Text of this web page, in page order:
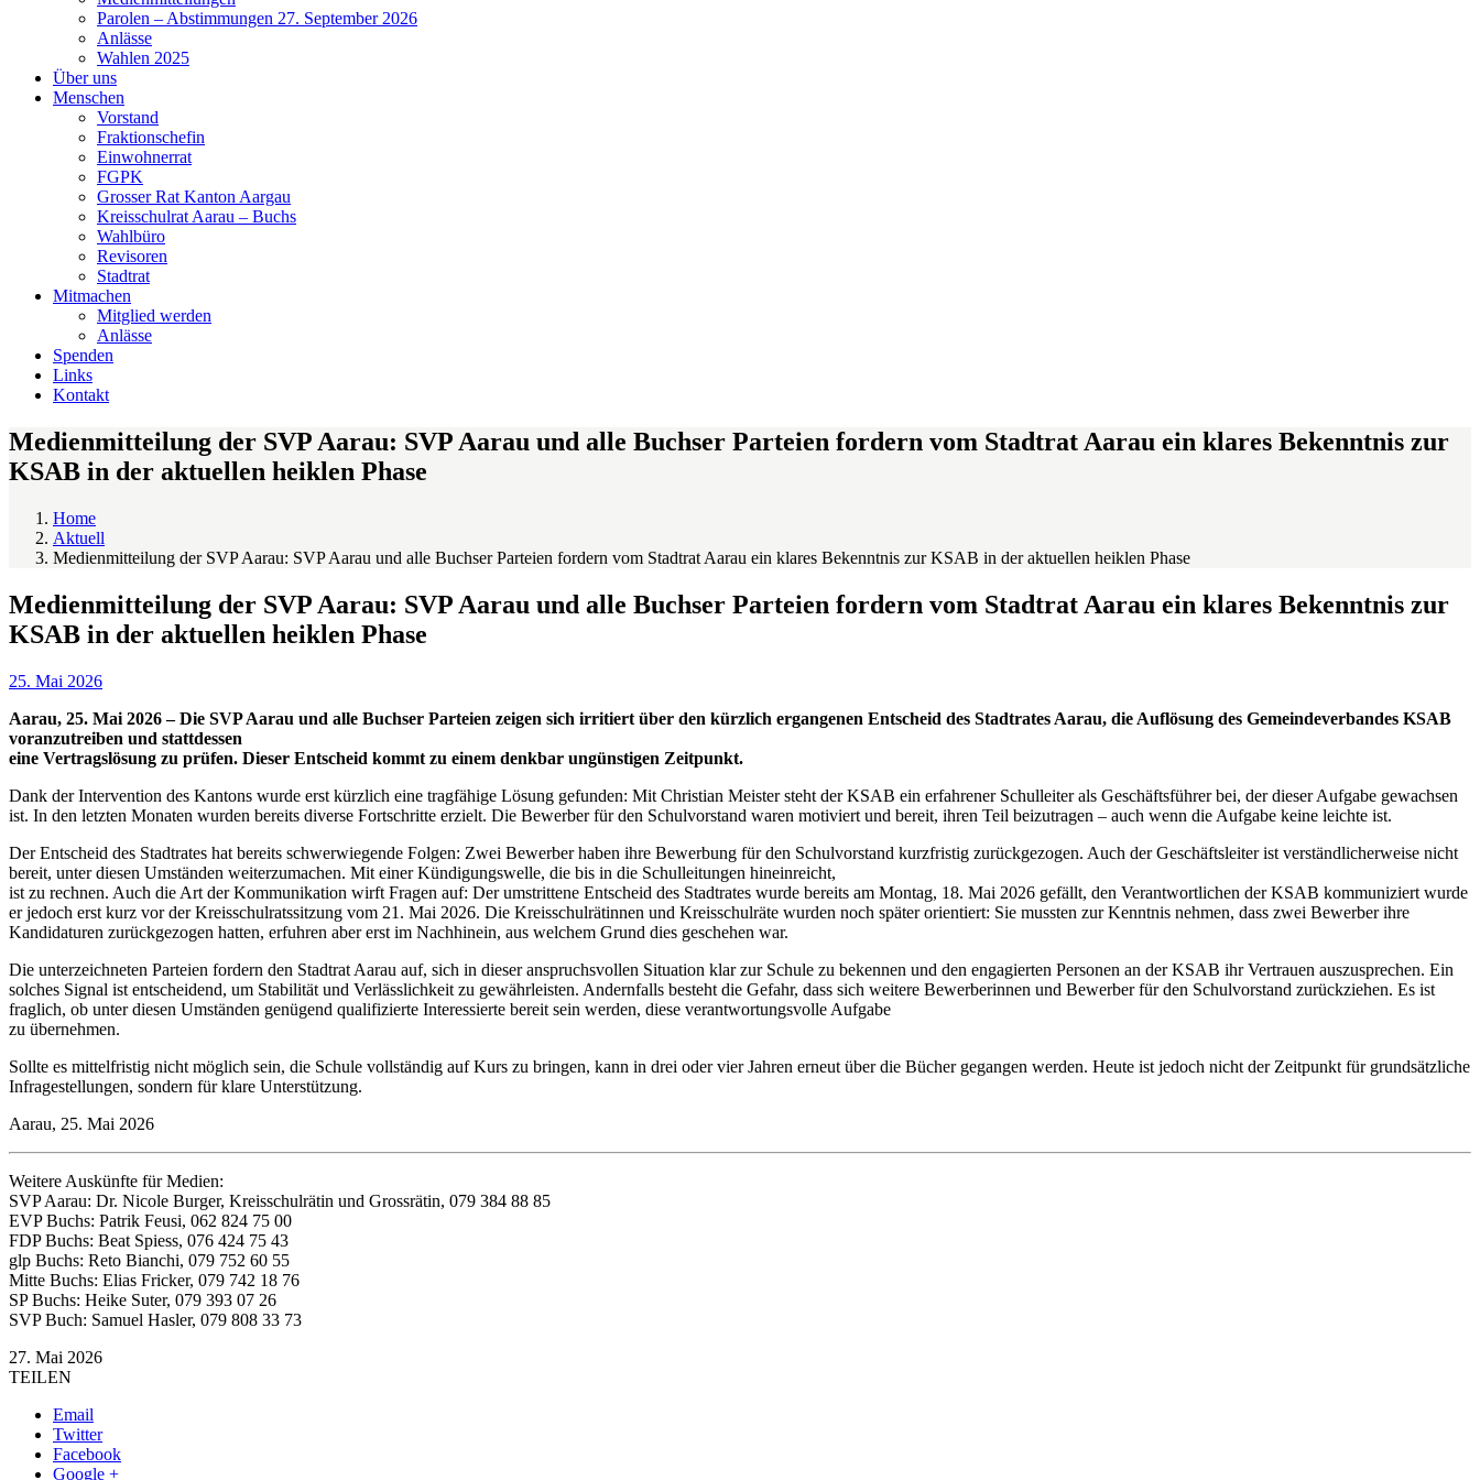
Parolen – Abstimmungen 27. September 2026
Anlässe
Wahlen 2025
Über uns
Menschen
Vorstand
Fraktionschefin
Einwohnerrat
FGPK
Grosser Rat Kanton Aargau
Kreisschulrat Aarau – Buchs
Wahlbüro
Revisoren
Stadtrat
Mitmachen
Mitglied werden
Anlässe
Spenden
Links
Kontakt
Medienmitteilung der SVP Aarau: SVP Aarau und alle Buchser Parteien fordern vom Stadtrat Aarau ein klares Bekenntnis zur
KSAB in der aktuellen heiklen Phase
Home
Aktuell
Medienmitteilung der SVP Aarau: SVP Aarau und alle Buchser Parteien fordern vom Stadtrat Aarau ein klares Bekenntnis zur KSAB in der aktuellen heiklen Phase
Medienmitteilung der SVP Aarau: SVP Aarau und alle Buchser Parteien fordern vom Stadtrat Aarau ein klares Bekenntnis zur
KSAB in der aktuellen heiklen Phase
25. Mai 2026
Aarau, 25. Mai 2026 – Die SVP Aarau und alle Buchser Parteien zeigen sich irritiert über den kürzlich ergangenen Entscheid des Stadtrates Aarau, die Auflösung des Gemeindeverbandes KSAB
voranzutreiben und stattdessen
eine Vertragslösung zu prüfen. Dieser Entscheid kommt zu einem denkbar ungünstigen Zeitpunkt.
Dank der Intervention des Kantons wurde erst kürzlich eine tragfähige Lösung gefunden: Mit Christian Meister steht der KSAB ein erfahrener Schulleiter als Geschäftsführer bei, der dieser Aufgabe gewachsen
ist. In den letzten Monaten wurden bereits diverse Fortschritte erzielt. Die Bewerber für den Schulvorstand waren motiviert und bereit, ihren Teil beizutragen – auch wenn die Aufgabe keine leichte ist.
Der Entscheid des Stadtrates hat bereits schwerwiegende Folgen: Zwei Bewerber haben ihre Bewerbung für den Schulvorstand kurzfristig zurückgezogen. Auch der Geschäftsleiter ist verständlicherweise nicht
bereit, unter diesen Umständen weiter­zumachen. Mit einer Kündigungswelle, die bis in die Schulleitungen hineinreicht,
ist zu rechnen. Auch die Art der Kommunikation wirft Fragen auf: Der umstrittene Entscheid des Stadtrates wurde bereits am Montag, 18. Mai 2026 gefällt, den Verantwortlichen der KSAB kommuniziert wurde
er jedoch erst kurz vor der Kreisschulratssitzung vom 21. Mai 2026. Die Kreisschulrätinnen und Kreisschulräte wurden noch später orientiert: Sie mussten zur Kenntnis nehmen, dass zwei Bewerber ihre
Kandidaturen zurückgezogen hatten, erfuhren aber erst im Nachhinein, aus welchem Grund dies geschehen war.
Die unterzeichneten Parteien fordern den Stadtrat Aarau auf, sich in dieser anspruchsvollen Situation klar zur Schule zu bekennen und den engagierten Personen an der KSAB ihr Vertrauen auszusprechen. Ein
solches Signal ist entscheidend, um Stabilität und Verlässlichkeit zu gewährleisten. Andernfalls besteht die Gefahr, dass sich weitere Bewerberinnen und Bewerber für den Schulvorstand zurückziehen. Es ist
fraglich, ob unter diesen Umständen genügend qualifizierte Interessierte bereit sein werden, diese verantwortungsvolle Aufgabe
zu übernehmen.
Sollte es mittelfristig nicht möglich sein, die Schule vollständig auf Kurs zu bringen, kann in drei oder vier Jahren erneut über die Bücher gegangen werden. Heute ist jedoch nicht der Zeitpunkt für grundsätzliche
Infragestellungen, sondern für klare Unterstützung.
Aarau, 25. Mai 2026
Weitere Auskünfte für Medien:
SVP Aarau: Dr. Nicole Burger, Kreisschulrätin und Grossrätin, 079 384 88 85
EVP Buchs: Patrik Feusi, 062 824 75 00
FDP Buchs: Beat Spiess, 076 424 75 43
glp Buchs: Reto Bianchi, 079 752 60 55
Mitte Buchs: Elias Fricker, 079 742 18 76
SP Buchs: Heike Suter, 079 393 07 26
SVP Buch: Samuel Hasler, 079 808 33 73
27. Mai 2026
TEILEN
Email
Twitter
Facebook
Google +